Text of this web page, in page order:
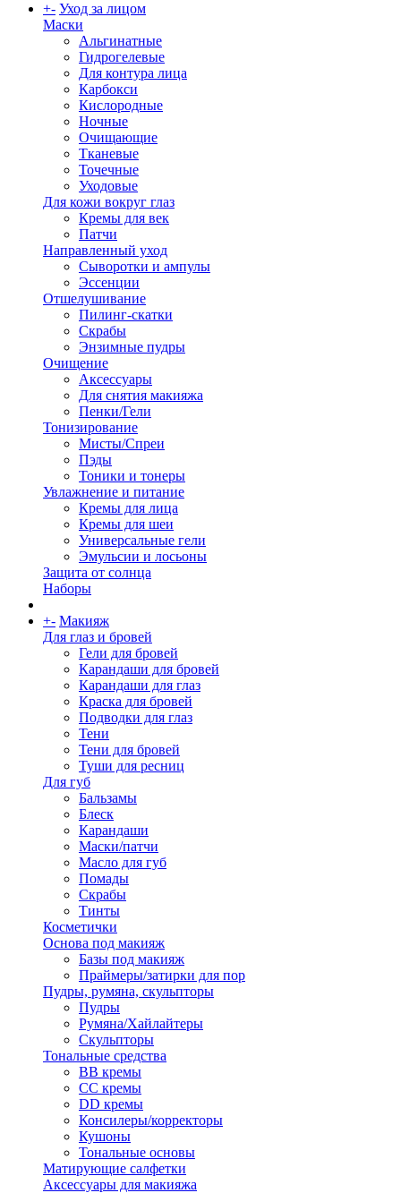
+- Уход за лицом
Маски
Альгинатные
Гидрогелевые
Для контура лица
Карбокси
Кислородные
Ночные
Очищающие
Тканевые
Точечные
Уходовые
Для кожи вокруг глаз
Кремы для век
Патчи
Направленный уход
Сыворотки и ампулы
Эссенции
Отшелушивание
Пилинг-скатки
Скрабы
Энзимные пудры
Очищение
Аксессуары
Для снятия макияжа
Пенки/Гели
Тонизирование
Мисты/Спреи
Пэды
Тоники и тонеры
Увлажнение и питание
Кремы для лица
Кремы для шеи
Универсальные гели
Эмульсии и лосьоны
Защита от солнца
Наборы
+- Макияж
Для глаз и бровей
Гели для бровей
Карандаши для бровей
Карандаши для глаз
Краска для бровей
Подводки для глаз
Тени
Тени для бровей
Туши для ресниц
Для губ
Бальзамы
Блеск
Карандаши
Маски/патчи
Масло для губ
Помады
Скрабы
Тинты
Косметички
Основа под макияж
Базы под макияж
Праймеры/затирки для пор
Пудры, румяна, скульпторы
Пудры
Румяна/Хайлайтеры
Скульпторы
Тональные средства
BB кремы
CC кремы
DD кремы
Консилеры/корректоры
Кушоны
Тональные основы
Матирующие салфетки
Аксессуары для макияжа